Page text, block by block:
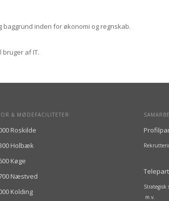
inden for økonomi og regnskab.
bruger af IT.
& MØDEFACILITETER:
Roskilde
Holbæk
Køge
Næstved
Kolding
Strategisk
m.v.